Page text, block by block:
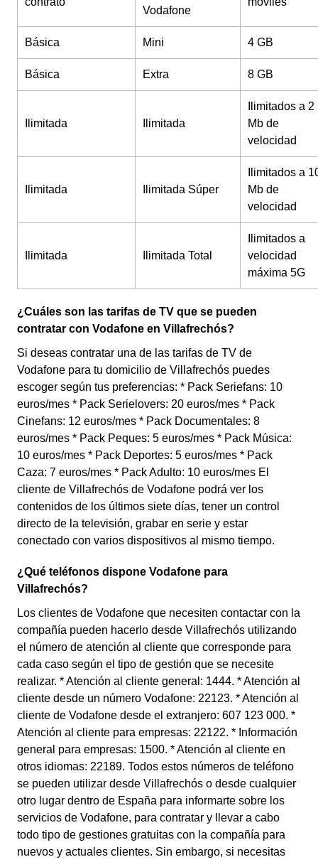
Vodafone
Básica Mini 4 GB
Básica Extra 8 GB
Ilimitada Ilimitada
Ilimitados a 2
Mb de
velocidad
Ilimitada Ilimitada Súper
Ilimitados a
Mb de
velocidad
Ilimitada Ilimitada Total
Ilimitados a
velocidad
máxima 5G
¿Cuáles son las tarifas de TV que se pueden
contratar con Vodafone en Villafrechós?
Si deseas contratar una de las tarifas de TV de
Vodafone para tu domicilio de Villafrechós puedes
escoger según tus preferencias: * Pack Seriefans: 10
euros/mes * Pack Serielovers: 20 euros/mes * Pack
Cinefans: 12 euros/mes * Pack Documentales: 8
euros/mes * Pack Peques: 5 euros/mes * Pack Música:
10 euros/mes * Pack Deportes: 5 euros/mes * Pack
Caza: 7 euros/mes * Pack Adulto: 10 euros/mes El
cliente de Villafrechós de Vodafone podrá ver los
contenidos de los últimos siete días, tener un control
directo de la televisión, grabar en serie y estar
conectado con varios dispositivos al mismo tiempo.
¿Qué teléfonos dispone Vodafone para
Villafrechós?
Los clientes de Vodafone que necesiten contactar con la
compañía pueden hacerlo desde Villafrechós utilizando
el número de atención al cliente que corresponde para
cada caso según el tipo de gestión que se necesite
realizar. * Atención al cliente general: 1444. * Atención al
cliente desde un número Vodafone: 22123. * Atención al
cliente de Vodafone desde el extranjero: 607 123 000. *
Atención al cliente para empresas: 22122. * Información
general para empresas: 1500. * Atención al cliente en
otros idiomas: 22189. Todos estos números de teléfono
se pueden utilizar desde Villafrechós o desde cualquier
otro lugar dentro de España para informarte sobre los
servicios de Vodafone, para contratar y llevar a cabo
todo tipo de gestiones gratuitas con la compañía para
nuevos y actuales clientes. Sin embargo, si necesitas